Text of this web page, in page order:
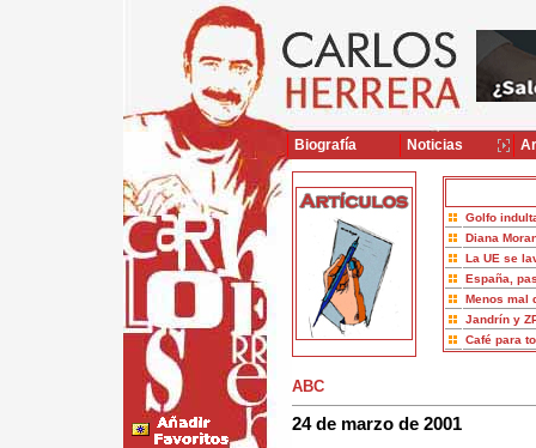
Golfo
Diana
La UE se
España,
Menos mal
Jandrín y
Café para
ABC
24 de marzo de 2001
Biografía Noticias